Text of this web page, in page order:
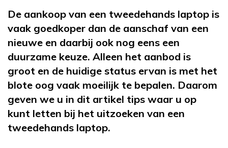
De aankoop van een tweedehands laptop is
vaak goedkoper dan de aanschaf van een
nieuwe en daarbij ook nog eens een
duurzame keuze. Alleen het aanbod is
groot en de huidige status ervan is met het
blote oog vaak moeilijk te bepalen. Daarom
geven we u in dit artikel tips waar u op
kunt letten bij het uitzoeken van een
tweedehands laptop.